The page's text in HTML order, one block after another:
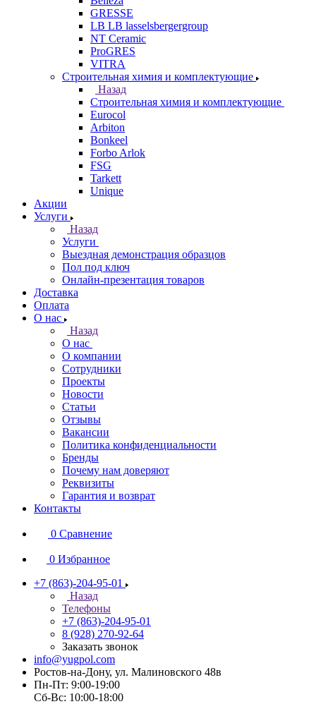
GRESSE
LB LB lasselsbergergroup
NT Ceramic
ProGRES
VITRA
Строительная химия и комплектующие
Назад
Строительная химия и комплектующие
Eurocol
Arbiton
Bonkeel
Forbo Arlok
FSG
Tarkett
Unique
Акции
Услуги
Назад
Услуги
Выездная демонстрация образцов
Пол под ключ
Онлайн-презентация товаров
Доставка
Оплата
О нас
Назад
О нас
О компании
Сотрудники
Проекты
Новости
Статьи
Отзывы
Вакансии
Политика конфиденциальности
Бренды
Почему нам доверяют
Реквизиты
Гарантия и возврат
Контакты
0 Сравнение
0 Избранное
+7 (863)-204-95-01
Назад
Телефоны
+7 (863)-204-95-01
8 (928) 270-92-64
Заказать звонок
info@yugpol.com
Ростов-на-Дону, ул. Малиновского 48в
Пн-Пт: 9:00-19:00
Cб-Вс: 10:00-18:00